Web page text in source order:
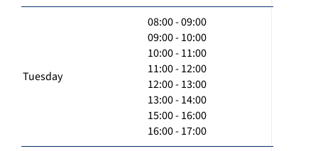
Tuesday
08:00 - 09:00
09:00 - 10:00
10:00 - 11:00
11:00 - 12:00
12:00 - 13:00
13:00 - 14:00
15:00 - 16:00
16:00 - 17:00